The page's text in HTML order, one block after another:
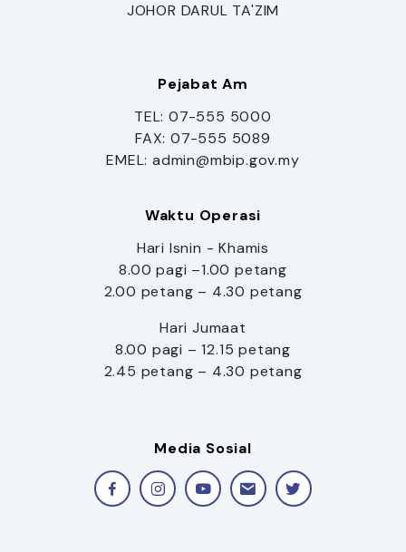
JOHOR DARUL TA'ZIM
Pejabat Am
TEL: 07-555 5000
FAX: 07-555 5089
EMEL: admin@mbip.gov.my
Waktu Operasi
Hari Isnin - Khamis
8.00 pagi –1.00 petang
2.00 petang – 4.30 petang
Hari Jumaat
8.00 pagi – 12.15 petang
2.45 petang – 4.30 petang
Media Sosial